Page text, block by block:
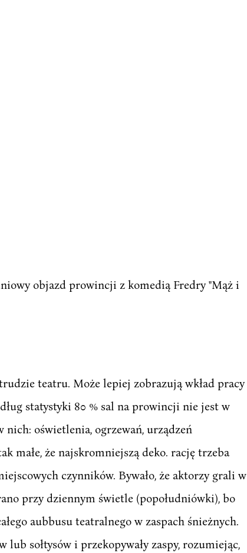
objazd prowincji z komedią Fredry "Mąż i
teatru. Może lepiej zobrazują wkład pracy
statystyki 80 % sal na prowincji nie jest w
oświetlenia, ogrzewań, urządzeń
małe, że najskromniejszą deko. rację trzeba
czynników. Bywało, że aktorzy grali w
przy dziennym świetle (popołudniówki), bo
aubbusu teatralnego w zaspach śnieżnych.
sołtysów i przekopywały zaspy, rozumiejąc,